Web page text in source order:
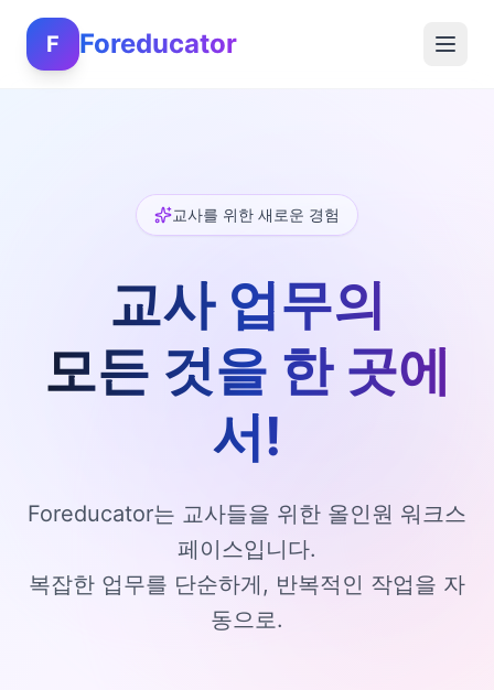
F Foreducator
교사를 위한 새로운 경험
교사 업무의
모든 것을 한 곳에
서!
Foreducator는 교사들을 위한 올인원 워크스
페이스입니다.
복잡한 업무를 단순하게, 반복적인 작업을 자
동으로.